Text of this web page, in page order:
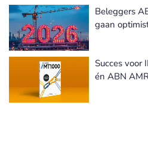
Beleggers
gaan
Succes voor
én ABN